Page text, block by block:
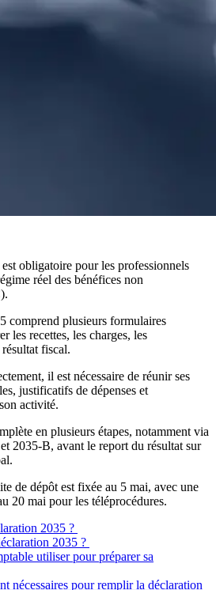
obligatoire pour les professionnels
réel des bénéfices non
comprend plusieurs formulaires
les recettes, les charges, les
fiscal.
il est nécessaire de réunir ses
justificatifs de dépenses et
activité.
en plusieurs étapes, notamment via
2035-B, avant le report du résultat sur
de dépôt est fixée au 5 mai, avec une
20 mai pour les téléprocédures.
2035 ?
2035 ?
utiliser pour préparer sa
nécessaires pour remplir la déclaration